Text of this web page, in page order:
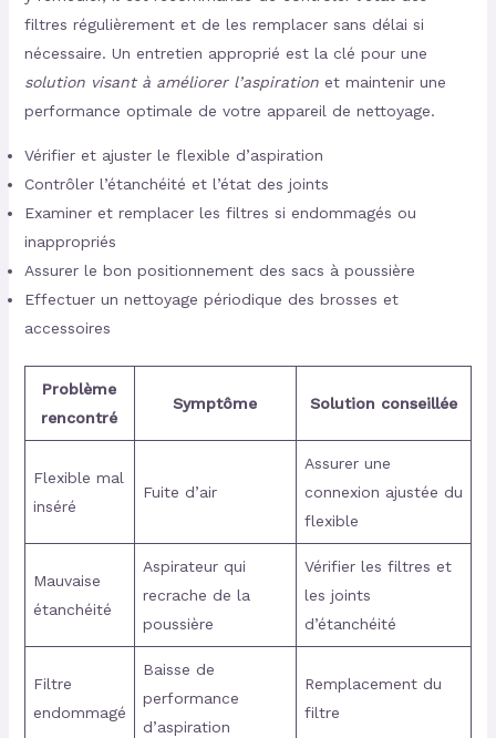
filtres régulièrement et de les remplacer sans délai si
nécessaire. Un entretien approprié est la clé pour une
solution visant à améliorer l’aspirationet maintenir une
performance optimale de votre appareil de nettoyage.
Vérifier et ajuster le flexible d’aspiration
Contrôler l’étanchéité et l’état des joints
Examiner et remplacer les filtres si endommagés ou
inappropriés
Assurer le bon positionnement des sacs à poussière
Effectuer un nettoyage périodique des brosses et
accessoires
Problème
rencontré
Symptôme Solution conseillée
Flexible mal
inséré
Fuite d’air
Assurer une
connexion ajustée du
flexible
Mauvaise
étanchéité
Aspirateur qui
recrache de la
poussière
Vérifier les filtres et
les joints
d’étanchéité
Filtre
endommagé
Baisse de
performance
d’aspiration
Remplacement du
filtre